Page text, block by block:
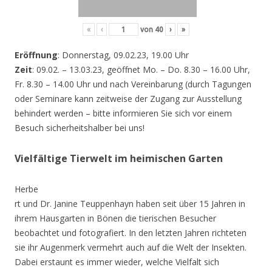
« ‹ von 40 › »
Eröffnung: Donnerstag, 09.02.23, 19.00 Uhr
Zeit: 09.02. – 13.03.23, geöffnet Mo. – Do. 8.30 – 16.00 Uhr,
Fr. 8.30 – 14.00 Uhr und nach Vereinbarung (durch Tagungen
oder Seminare kann zeitweise der Zugang zur Ausstellung
behindert werden – bitte informieren Sie sich vor einem
Besuch sicherheitshalber bei uns!
Vielfältige Tierwelt im heimischen Garten
Herbe
rt und Dr. Janine Teuppenhayn haben seit über 15 Jahren in
ihrem Hausgarten in Bönen die tierischen Besucher
beobachtet und fotografiert. In den letzten Jahren richteten
sie ihr Augenmerk vermehrt auch auf die Welt der Insekten.
Dabei erstaunt es immer wieder, welche Vielfalt sich